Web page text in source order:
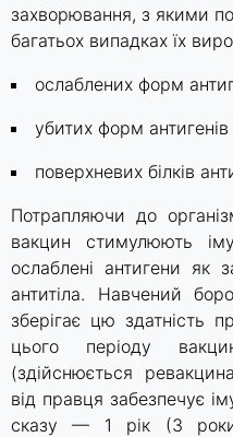
захворювання, з якими
багатьох випадках їх
ослаблених форм
убитих форм антигенів
поверхневих білків
Потрапляючи до
вакцин стимулюють
ослаблені антигени як
антитіла. Навчений
зберігає цю здатність
цього періоду
(здійснюється
від правця забезпечує
сказу — 1 рік (3